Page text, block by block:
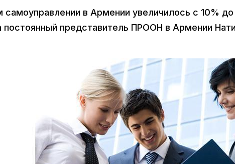
в Армении увеличилось с 10%
представитель ПРООН в Армении